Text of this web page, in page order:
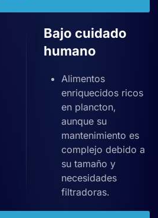
Bajo cuidado
humano
Alimentos
enriquecidos ricos
en plancton,
aunque su
mantenimiento es
complejo debido a
su tamaño y
necesidades
filtradoras.